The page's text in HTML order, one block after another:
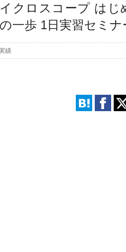
イクロスコープ は
一歩 1日実習セミ
績